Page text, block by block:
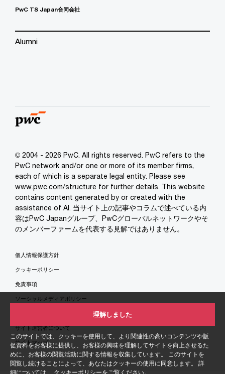
このサイトでは、クッキーを使用して、より関連性の高いコンテンツや販
促資料をお客様に提供し、お客様の興味を理解してサイトを向上させるた
めに、お客様の閲覧活動に関する情報を収集しています。 このサイトを
閲覧し続けることによって、あなたはクッキーの使用に同意します。 詳
細については、 クッキーポリシーをご覧ください。
理解しました
PwC TS Japan合同会社
Alumni
© 2004 - 2026 PwC. All rights reserved. PwC refers to the
PwC network and/or one or more of its member firms,
each of which is a separate legal entity. Please see
www.pwc.com/structure for further details. This website
contains content generated by or created with the
assistance of AI. 当サイト上の記事やコラムで述べている内
容はPwC Japanグループ、PwCグローバルネットワークやそ
のメンバーファームを代表する見解ではありません。
個人情報保護方針
クッキーポリシー
免責事項
ソーシャルメディアポリシー
サイト運営者について
サイトマップ